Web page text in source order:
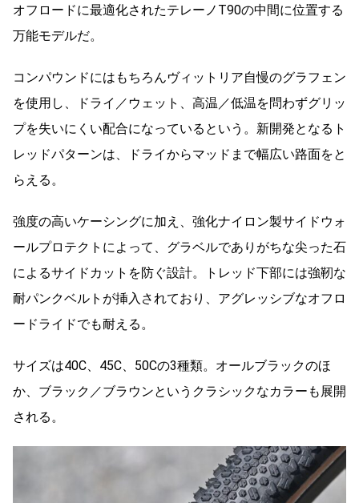
オフロードに最適化されたテレーノT90の中間に位置する
万能モデルだ。
コンパウンドにはもちろんヴィットリア自慢のグラフェン
を使用し、ドライ／ウェット、高温／低温を問わずグリッ
プを失いにくい配合になっているという。新開発となるト
レッドパターンは、ドライからマッドまで幅広い路面をと
らえる。
強度の高いケーシングに加え、強化ナイロン製サイドウォ
ールプロテクトによって、グラベルでありがちな尖った石
によるサイドカットを防ぐ設計。トレッド下部には強靭な
耐パンクベルトが挿入されており、アグレッシブなオフロ
ードライドでも耐える。
サイズは40C、45C、50Cの3種類。オールブラックのほ
か、ブラック／ブラウンというクラシックなカラーも展開
される。